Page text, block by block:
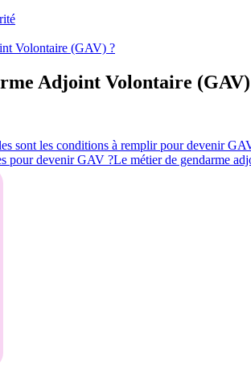
Volontaire (GAV) ?
Adjoint Volontaire
sont les conditions à remplir pour devenir
pour devenir GAV ?Le métier de gendarme